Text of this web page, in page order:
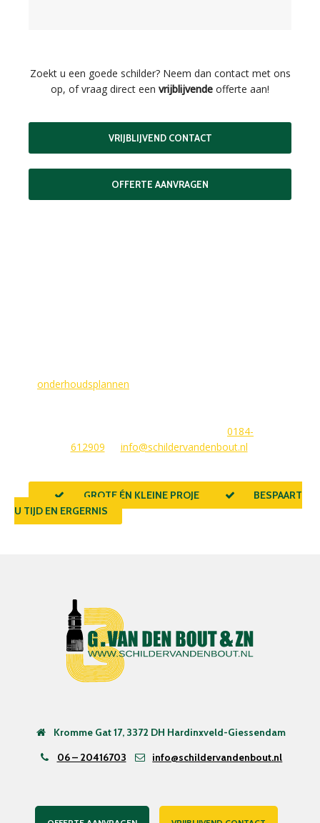
Zoekt u een goede schilder? Neem dan contact met ons
op, of vraag direct een vrijblijvende offerte aan!
VRIJBLIJVEND CONTACT
OFFERTE AANVRAGEN
onderhoudsplannen
0184-
612909
info@schildervandenbout.nl
GROTE ÉN KLEINE PROJECTEN
BESPAART
U TIJD EN ERGERNIS
Kromme Gat 17, 3372 DH Hardinxveld-Giessendam
06 – 20416703
info@schildervandenbout.nl